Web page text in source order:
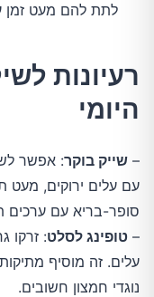
לתת להם מעט זמן
רעיונות
היומי
– שייק בוקר: אפשר
עם עלים ירוקים, מעט
סופר-בריא עם ערכים
– טופינג לסלט: זרקו
עלים. זה מוסיף
נוגדי חמצון חשובים.